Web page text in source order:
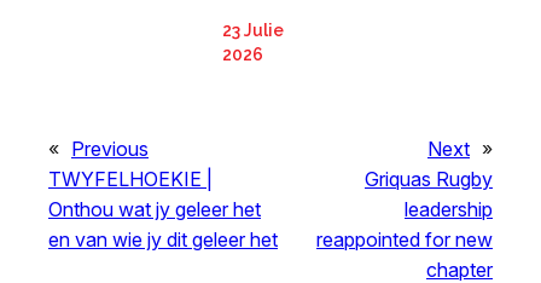
23 Julie
2026
« Previous
TWYFELHOEKIE |
Onthou wat jy geleer het
en van wie jy dit geleer het
Next »
Griquas Rugby
leadership
reappointed for new
chapter